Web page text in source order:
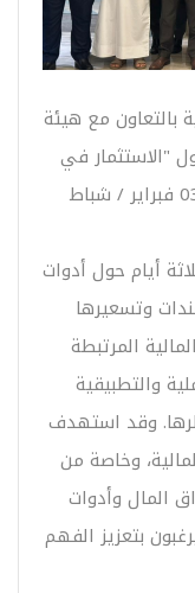
بالتعاون مع هيئة
"الاستثمار في
السندات" وذلك خلال الفترة من 05 - 03 فبراير / شباط
أيام حول أدوات
وتسعيرها
المرتبطة
والتطبيقية
وقد استهدف
وخاصة من
وأدوات
بتعزيز الفهم